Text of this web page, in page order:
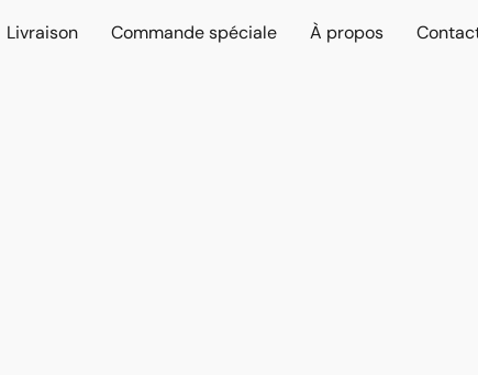
Livraison Commande spéciale À propos